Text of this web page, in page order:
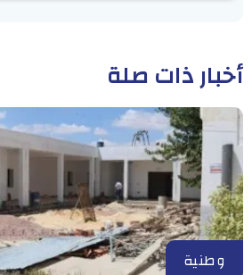
أخبار ذات صلة
وطنية